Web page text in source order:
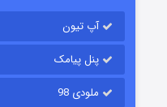
باب
قسمت۶ (زیرنویس)
آپ تیون
پنل پیامک
ملودی 98